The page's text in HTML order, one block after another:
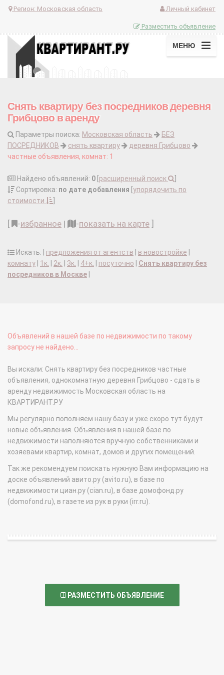
Регион: Московская область Личный кабинет
Разместить объявление
МЕНЮ
Снять квартиру без посредников деревня
Грибцово в аренду
Параметры поиска: Московская область
БЕЗ
ПОСРЕДНИКОВ
снять квартиру
деревня Грибцово
частные объявления, комнат: 1
Найдено объявлений: 0 расширенный поиск
Сортировка: по дате добавления упорядочить по
стоимости
-избранное | -показать на карте
Искать: | предложения от агентств в новостройке
комнату
1к. 2к. 3к. 4+к. посуточно
Снять квартиру без
посредников в Москве
Объявлений в нашей базе по недвижимости по такому
запросу не найдено...
Вы искали: Снять квартиру без посредников частные
объявления, однокомнатную деревня Грибцово - сдать в
аренду недвижимость Московская область на
КВАРТИРАНТ.РУ
Мы регулярно пополняем нашу базу и уже скоро тут будут
новые объявления. Объявления в нашей базе по
недвижимости наполняются вручную собственниками и
хозяевами квартир, комнат, домов и других помещений.
Так же рекомендуем поискать нужную Вам информацию на
доске объявлений авито.ру (avito.ru), в базе по
недвижимости циан.ру (cian.ru), в базе домофонд.ру
(domofond.ru), в газете из рук в руки (irr.ru).
РАЗМЕСТИТЬ ОБЪЯВЛЕНИЕ